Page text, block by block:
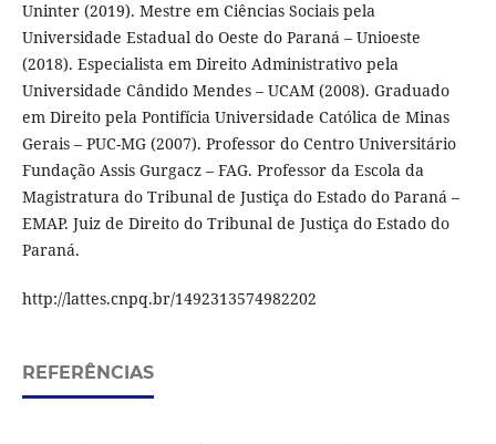
Uninter (2019). Mestre em Ciências Sociais pela
Universidade Estadual do Oeste do Paraná – Unioeste
(2018). Especialista em Direito Administrativo pela
Universidade Cândido Mendes – UCAM (2008). Graduado
em Direito pela Pontifícia Universidade Católica de Minas
Gerais – PUC-MG (2007). Professor do Centro Universitário
Fundação Assis Gurgacz – FAG. Professor da Escola da
Magistratura do Tribunal de Justiça do Estado do Paraná –
EMAP. Juiz de Direito do Tribunal de Justiça do Estado do
Paraná.
http://lattes.cnpq.br/1492313574982202
REFERÊNCIAS